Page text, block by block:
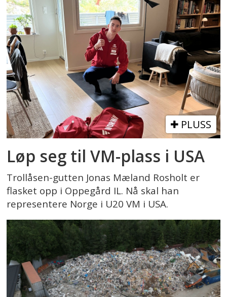
PLUSS
Løp seg til VM-plass i USA
Trollåsen-gutten Jonas Mæland Rosholt er
flasket opp i Oppegård IL. Nå skal han
representere Norge i U20 VM i USA.